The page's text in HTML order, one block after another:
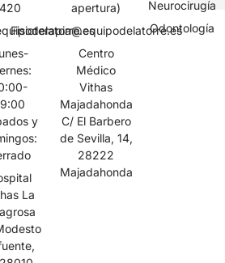
420
y
La
apertura)
Fisioterapia@equipodelatorre.es
Centro
Médico
Vithas
Majadahonda
C/ El Barbero
de Sevilla, 14,
28222
Majadahonda
Neurocirugía
Odontología